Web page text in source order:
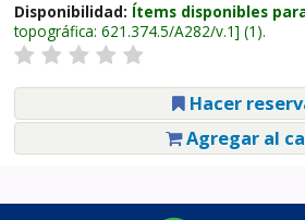
Disponibilidad: Ítems disponibles
topográfica: 621.374.5/A282/v.1 (1).
Hacer
Agregar al